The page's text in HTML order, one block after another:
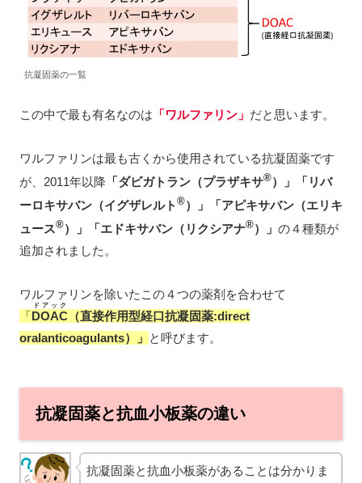
抗凝固薬の一覧
この中で最も有名なのは 「ワルファリン」 だと思います。
ワルファリンは最も古くから使用されている抗凝固薬です
が、2011年以降 「ダビガトラン（プラザキサ®）」「リバ
ーロキサバン（イグザレルト ®）」「アピキサバン（エリキ
ュース®）」「エドキサバン（リクシアナ®）」 の４種類が
追加されました。
ワルファリンを除いたこの４つの薬剤を合わせて
「DOAC
ドアック
（直接作用型経口抗凝固薬:direct
oralanticoagulants）
」 と呼びます。
抗凝固薬と抗血小板薬の違い
抗凝固薬と抗血小板薬があることは分かりま